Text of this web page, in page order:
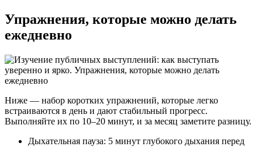
Упражнения, которые можно делать
ежедневно
Ниже — набор коротких упражнений, которые легко
встраиваются в день и дают стабильный прогресс.
Выполняйте их по 10–20 минут, и за месяц заметите разницу.
Дыхательная пауза: 5 минут глубокого дыхания перед